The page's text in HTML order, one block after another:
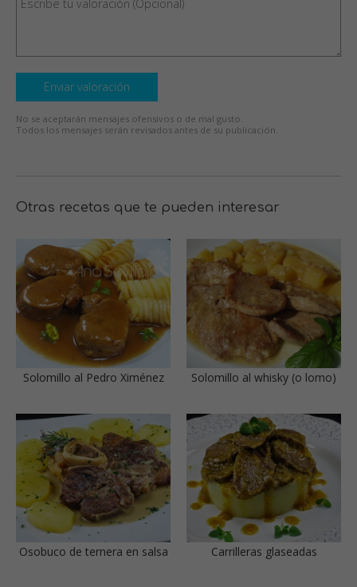
Enviar valoración
No se aceptarán mensajes ofensivos o de mal gusto.
Todos los mensajes serán revisados antes de su publicación.
Otras recetas que te pueden interesar
Solomillo al Pedro Ximénez Solomillo al whisky (o lomo)
Osobuco de ternera en salsa Carrilleras glaseadas